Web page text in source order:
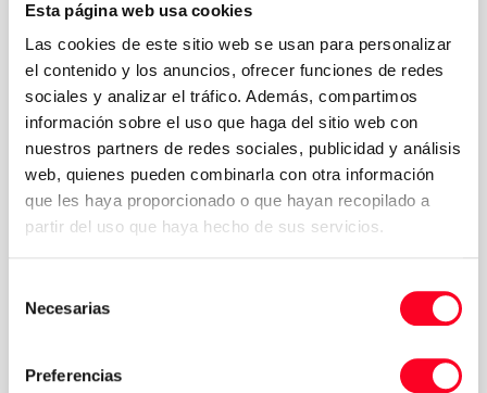
Esta página web usa cookies
Las cookies de este sitio web se usan para personalizar
el contenido y los anuncios, ofrecer funciones de redes
sociales y analizar el tráfico. Además, compartimos
información sobre el uso que haga del sitio web con
nuestros partners de redes sociales, publicidad y análisis
web, quienes pueden combinarla con otra información
que les haya proporcionado o que hayan recopilado a
partir del uso que haya hecho de sus servicios.
Necesarias
Preferencias
Política de
privacidad